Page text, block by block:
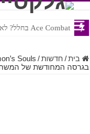
Ace Combat בחלל? לא, יותר מזה. ביקורת המשחק Chorus
Steven Universe והשירים שתורגמו בצורה נוראית לעברית
בית / חדשות /
בגרסה המחודשת של